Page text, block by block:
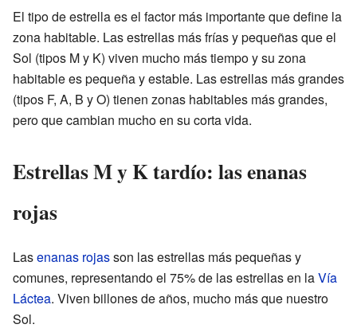
El tipo de estrella es el factor más importante que define la
zona habitable. Las estrellas más frías y pequeñas que el
Sol (tipos M y K) viven mucho más tiempo y su zona
habitable es pequeña y estable. Las estrellas más grandes
(tipos F, A, B y O) tienen zonas habitables más grandes,
pero que cambian mucho en su corta vida.
Estrellas M y K tardío: las enanas
rojas
Lasenanas rojasson las estrellas más pequeñas y
comunes, representando el 75% de las estrellas en laVía
Láctea. Viven billones de años, mucho más que nuestro
Sol.